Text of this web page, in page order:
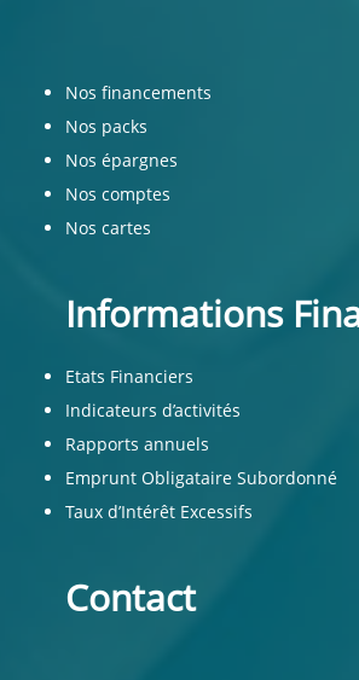
Nos financements
Nos packs
Nos épargnes
Nos comptes
Nos cartes
Informations
Etats Financiers
Indicateurs d’activités
Rapports annuels
Emprunt Obligataire Subordonné
Taux d’Intérêt Excessifs
Contact